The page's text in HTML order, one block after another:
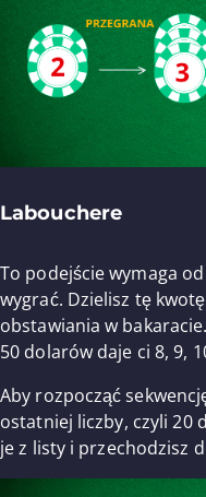
Labouchere
To podejście wymaga
wygrać. Dzielisz tę
obstawiania w
50 dolarów daje ci 8, 9,
Aby rozpocząć
ostatniej liczby, czyli 20
je z listy i przechodzisz